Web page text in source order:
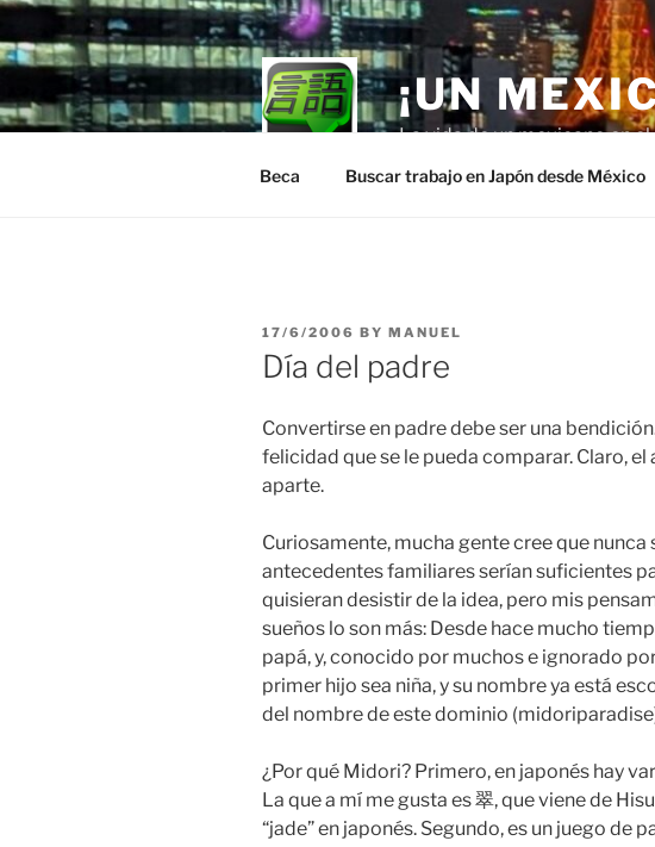
Skip
to
content
¡UN
La vida de un mexicano en
Beca Buscar trabajo en Japón desde México
POSTED
ON
17/6/2006 BY MANUEL
Día del padre
Convertirse en padre debe ser una
felicidad que se le pueda comparar. Claro, el
aparte.
Curiosamente, mucha gente cree que nunca
antecedentes familiares serían suficientes
quisieran desistir de la idea, pero mis
sueños lo son más: Desde hace mucho
papá, y, conocido por muchos e ignorado
primer hijo sea niña, y su nombre ya está
del nombre de este dominio
¿Por qué Midori? Primero, en japonés hay
La que a mí me gusta es 翠, que viene de
“jade” en japonés. Segundo, es un juego de